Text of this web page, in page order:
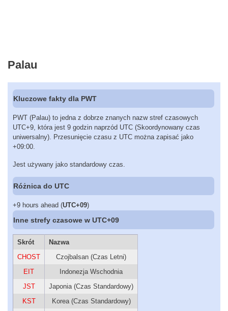
Palau
Kluczowe fakty dla PWT
PWT (Palau) to jedna z dobrze znanych nazw stref czasowych
UTC+9, która jest 9 godzin naprzód UTC (Skoordynowany czas
uniwersalny). Przesunięcie czasu z UTC można zapisać jako
+09:00.
Jest używany jako standardowy czas.
Różnica do UTC
+9 hours ahead (UTC+09)
Inne strefy czasowe w UTC+09
Skrót
Nazwa
CHOST
Czojbalsan (Czas Letni)
EIT
Indonezja Wschodnia
JST
Japonia (Czas Standardowy)
KST
Korea (Czas Standardowy)